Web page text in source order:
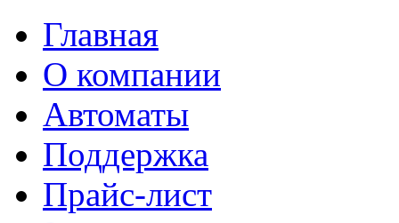
Главная
О компании
Автоматы
Поддержка
Прайс-лист